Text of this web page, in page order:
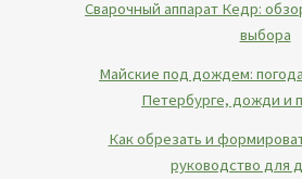
Сварочный аппарат Кедр:
выбора
Майские под дождем:
Петербурге, дожди и
Как обрезать и
руководство для